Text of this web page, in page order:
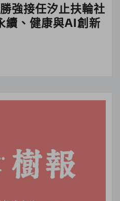
強接任汐止扶輪社
續、健康與AI創新